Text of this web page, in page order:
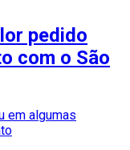
pedido
com o São
em algumas